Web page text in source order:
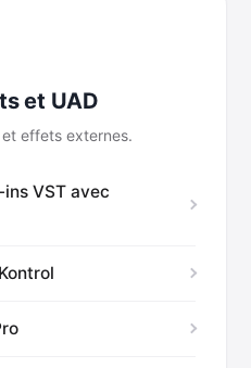
et UAD
effets externes.
VST avec